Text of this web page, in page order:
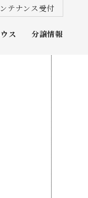
テナンス受付
ス 分譲情報